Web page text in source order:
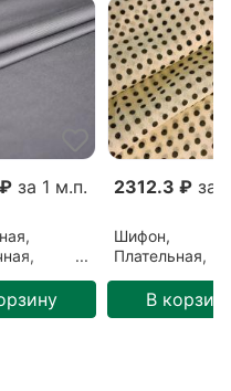
за 1 м.п. 2312.3 ₽ за
Шифон,
Плательная,
см, Кремовый,
Кремовый
В